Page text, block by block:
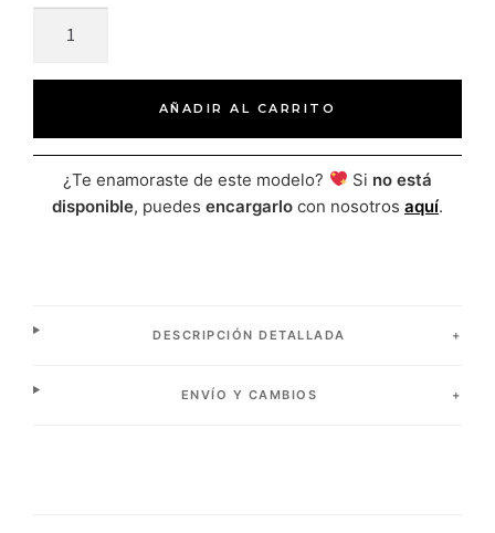
AÑADIR AL CARRITO
¿Te enamoraste de este modelo? Si no está
disponible, puedes encargarlo con nosotros aquí.
DESCRIPCIÓN DETALLADA
ENVÍO Y CAMBIOS